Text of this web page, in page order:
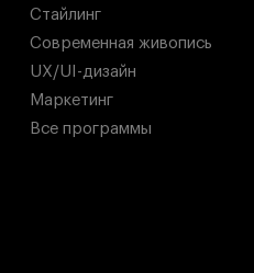
Стайлинг
Современная живопись
UX/UI-дизайн
Маркетинг
Все программы